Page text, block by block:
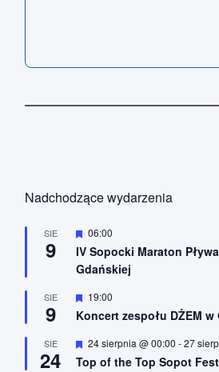
Nadchodzące wydarzenia
SIE
9
W
y
r
ó
n
o
e
06:00
IV Sopocki Maraton
Gdańskiej
SIE
9
W
r
ż
n
19:00
Koncert zespołu DŻEM w
SIE
24
W
r
24 sierpnia @ 00:00 -27
Top of the Top Sopot